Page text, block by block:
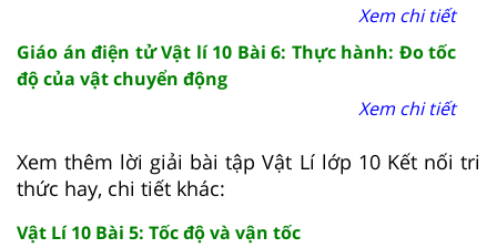
Xem chi tiết
Giáo án điện tử Vật lí 10 Bài 6: Thực hành: Đo tốc
độ của vật chuyển động
Xem chi tiết
Xem thêm lời giải bài tập Vật Lí lớp 10 Kết nối tri
thức hay, chi tiết khác:
Vật Lí 10 Bài 5: Tốc độ và vận tốc